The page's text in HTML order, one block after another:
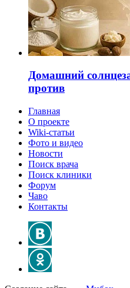
Домашний
против
Главная
О проекте
Wiki-статьи
Фото и видео
Новости
Поиск врача
Поиск клиники
Форум
Чаво
Контакты